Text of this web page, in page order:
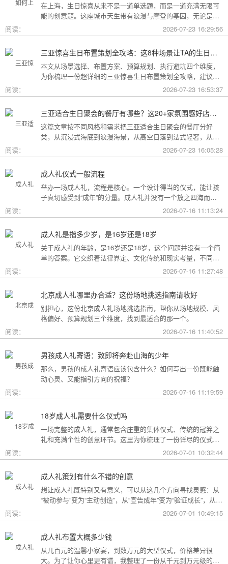
在上海，生日惊喜从来不是一道单选题，而是一道充满无限可
能的创意题。这座城市天生带有浪漫与摩登的基因，无论是外
滩的璀璨夜景，还是梧桐树下的老洋房，都为策划惊喜提供了
无尽的灵感
阅读： 2026-07-23 16:29:56
三亚惊喜生日布置策划全攻略：这8种场景让TA的生日成为永远难忘的回忆
本文从场景选择、布置方案、预算规划、执行避坑四个维度，
为你梳理一份超详细的三亚惊喜生日布置策划全攻略，建议收
阅读： 2026-07-23 16:53:37
三亚适合生日聚会的餐厅有哪些？这20+家氛围感好店按风格挑，一篇搞定
这篇文章按不同风格和需求把三亚适合生日聚会的餐厅分好
类，从沉浸式海底到浪漫海景，从高空日落到法式轻奢，从热
带庭院到高性价比好店，直接对号入座就行。
阅读： 2026-07-23 16:05:28
成人礼仪式一般流程
举办一场成人礼，流程是核心。一个设计得当的仪式，能让孩
子真切感受到“成年”的分量。成人礼并没有一个放之四海而皆
准的固定模板，它可以根据不同的风格和规模灵活调整。下面
为你梳理了传统、现代和家庭聚会三种主要场景的完整流程，
阅读： 2026-07-16 11:13:24
成人礼是指多少岁，是16岁还是18岁
关于成人礼的年龄，是16岁还是18岁，这个问题并没有一个简
单的答案。它交织着法律界定、文化传统和现实考量，不同的
阅读： 2026-07-16 11:27:48
北京成人礼哪里办合适？这份场地挑选指南请收好
别担心，这份北京成人礼场地挑选指南，帮你从场地规模、风
格偏好、预算规划三个维度，找到最适合的那一个。
阅读：
2026-07-16 11:40:52
男孩成人礼寄语：致即将奔赴山海的少年
那么，男孩的成人礼寄语应该包含什么？如何写出一份既能触
动心灵、又能指引方向的祝福？
阅读：
2026-07-16 11:19:59
18岁成人礼需要什么仪式吗
一场完整的成人礼，通常包含庄重的集体仪式、传统的冠笄之
礼和充满个性的创意环节。这里为你梳理了一份详尽的仪式清
阅读： 2026-07-01 10:32:44
成人礼策划有什么不错的创意
想让成人礼既特别又有意义，可以从这几个方向寻找灵感：从
“被动参与”变为“主动创造”，从“宣告成年”变为“验证成长”，从
阅读： 2026-07-01 10:49:15
成人礼布置大概多少钱
从几百元的温馨小家宴，到数万元的大型仪式，价格差异很
大。为了让你心里更有谱，我整理了一份从千元到万元级的费